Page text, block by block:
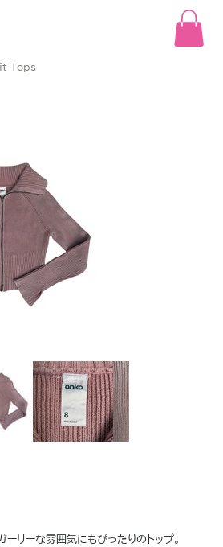
Tops
ーリーな雰囲気にもぴったりのトップ。